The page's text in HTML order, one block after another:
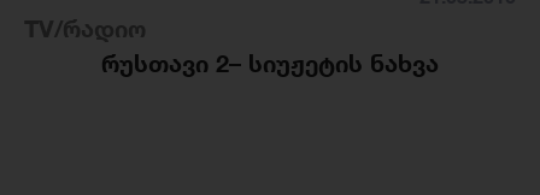
TV/რადიო
რუსთავი 2– სიუჟეტის ნახვა